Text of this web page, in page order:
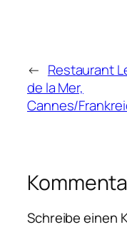
← Restaurant
de la Mer,
Cannes/
Schreibe einen